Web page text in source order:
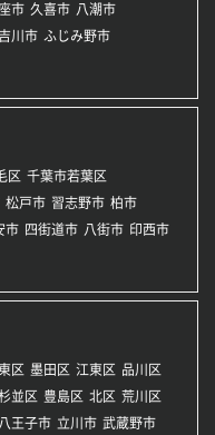
市 久喜市 八潮市
川市 ふじみ野市
区 千葉市若葉区
松戸市 習志野市 柏市
市 四街道市 八街市 印西市
区 墨田区 江東区 品川区
並区 豊島区 北区 荒川区
八王子市 立川市 武蔵野市